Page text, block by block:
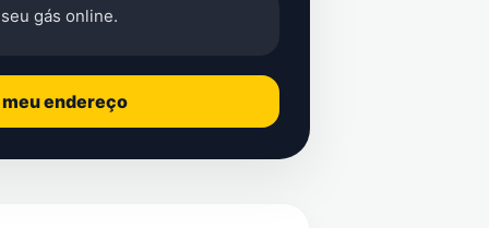
gás online.
endereço